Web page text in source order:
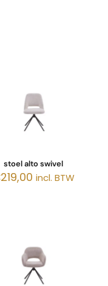
stoel alto swivel
219,00 incl. BTW